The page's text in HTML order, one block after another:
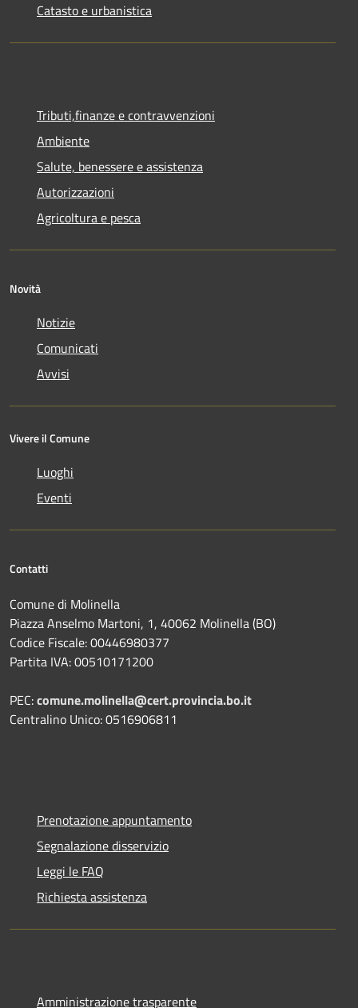
Catasto e urbanistica
Tributi,finanze e contravvenzioni
Ambiente
Salute, benessere e assistenza
Autorizzazioni
Agricoltura e pesca
Novità
Notizie
Comunicati
Avvisi
Vivere il Comune
Luoghi
Eventi
Contatti
Comune di Molinella
Piazza Anselmo Martoni, 1, 40062 Molinella (BO)
Codice Fiscale: 00446980377
Partita IVA: 00510171200
PEC:comune.molinella@cert.provincia.bo.it
Centralino Unico: 0516906811
Prenotazione appuntamento
Segnalazione disservizio
Leggi le FAQ
Richiesta assistenza
Amministrazione trasparente